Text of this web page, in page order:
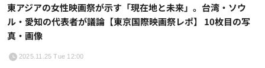
東アジアの女性映画祭が示す「現在地と未来」。台湾・ソウ
ル・愛知の代表者が議論【東京国際映画祭レポ】 10枚目の写
真・画像
2025.11.25 Tue 12:00